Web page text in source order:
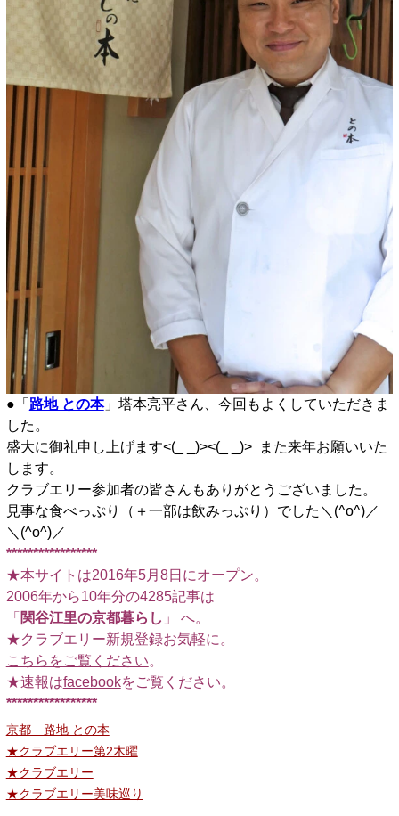
●「 路地 との本」塔本亮平さん、今回もよくしていただきま
した。
盛大に御礼申し上げます<(_ _)><(_ _)> また来年お願いいた
します。
クラブエリー参加者の皆さんもありがとうございました。
見事な食べっぷり（＋一部は飲みっぷり）でした＼(^o^)／
＼(^o^)／
*****************
★本サイトは2016年5月8日にオープン。
2006年から10年分の4285記事は
「 関谷江里の京都暮らし 」 へ。
★クラブエリー新規登録お気軽に。
こちらをご覧ください。
★速報はfacebookをご覧ください。
*****************
京都 路地 との本
★クラブエリー第2木曜
★クラブエリー
★クラブエリー美味巡り